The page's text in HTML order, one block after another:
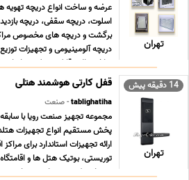
تهران
عرضه و ساخت انواع دریچه
اسلوت، دریچه سقفی، دریچه
برگشت و دریچه های مخصوص مراکز
دریچه آلومینیومی و تجهیزات
ساخت بالا و قابلیت تولید بر
14 دقیقه پیش
تهران
قفل کارتی هوشمند هتلی
tablighatiha- صنعت
مجموعه تجهیز صنعت رویا با
پخش مستقیم انواع تجهیزات
ارائه تجهیزات استاندارد برای
توریستی، بوتیک هتل ها و
برند با تمرکز ویژه بر امنیت،